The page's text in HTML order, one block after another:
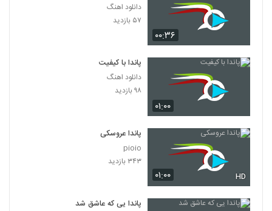
۰۰:۳۶
دانلود اهنگ
۵۷ بازدید
۰۱:۰۰
پاندا با کیفیت
دانلود اهنگ
۹۸ بازدید
۰۱:۰۰ HD
پاندا عروسکی
pioio
۳۴۳ بازدید
پاندا یی که عاشق شد